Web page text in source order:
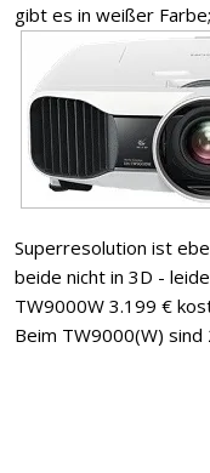
gibt es in weißer
Superresolution ist
beide nicht in 3D -
TW9000W 3.199 €
Beim TW9000(W)